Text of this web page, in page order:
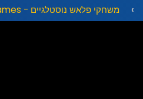
משחקי פלאש נוסטלגיים - Nostalgic Flash Games